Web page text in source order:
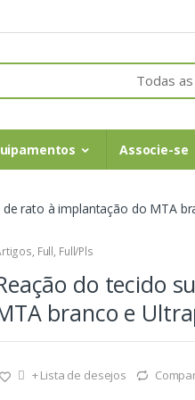
Associe-se
rato à implantação do MTA
, Full, Full/Pls
do tecido
branco e
+ Lista de desejos